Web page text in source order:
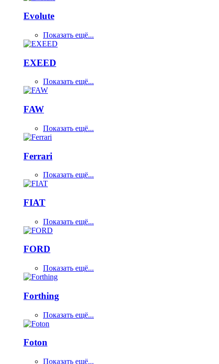
Evolute
Показать ещё...
EXEED
Показать ещё...
FAW
Показать ещё...
Ferrari
Показать ещё...
FIAT
Показать ещё...
FORD
Показать ещё...
Forthing
Показать ещё...
Foton
Показать ещё...